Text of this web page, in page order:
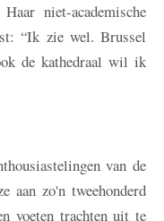
niet-academische
“Ik zie wel. Brussel
de kathedraal wil ik
van de
aan zo'n tweehonderd
voeten trachten uit te